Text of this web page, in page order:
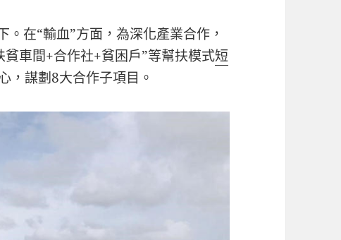
。在“輸血”方面，為深化產業合作，
車間+合作社+貧困戶”等幫扶模式短
，謀劃8大合作子項目。